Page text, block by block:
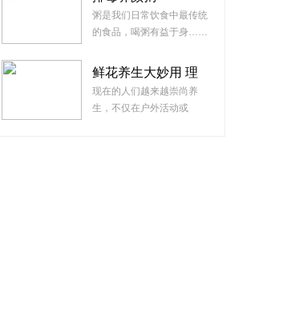
粥是我们日常饮食中最传统
的食品，喝粥有益于身……
鲜花养生大妙用 理
气安神又养颜
现在的人们越来越崇尚养
生，不仅在户外活动或